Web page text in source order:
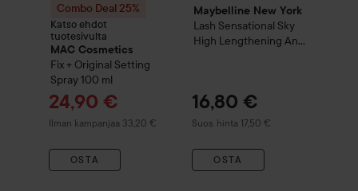
Combo Deal 25%
Katso ehdot
tuotesivulta
MAC Cosmetics
Fix + Original Setting
Spray 100 ml
Tarjoushinta
24,90 €
Ilman kampanjaa 33,20 €
OSTA
Maybelline New York
Lash Sensational Sky
High Lengthening And
16,80 €
Suos. hinta 17,50 €
Suositeltu hinta 17,50 €
OSTA